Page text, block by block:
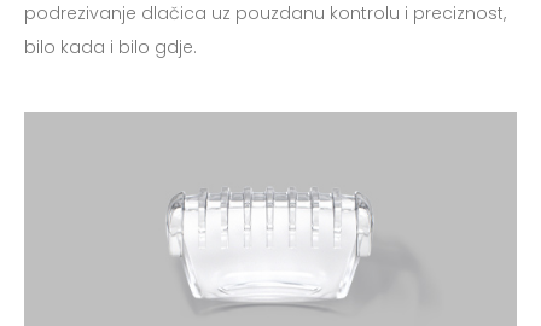
podrezivanje dlačica uz pouzdanu kontrolu i preciznost,
bilo kada i bilo gdje.